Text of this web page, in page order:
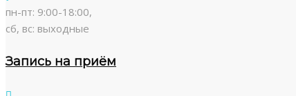
пн-пт: 9:00-18:00,
сб, вс: выходные
Запись на приём